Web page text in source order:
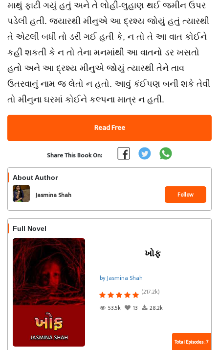
માથું ફાટી ગયું હતું અને તે લોહી-લુહાણ થઈ જમીન ઉપર
પડેલી હતી. જ્યારથી મીનુએ આ દ્રશ્ય જોયું હતું ત્યારથી
તે એટલી બધી તો ડરી ગઈ હતી કે, ન તો તે આ વાત કોઈને
કહી શકતી કે ન તો તેના મનમાંથી આ વાતનો ડર ખસતો
હતો અને આ દ્રશ્ય મીનુએ જોયું ત્યારથી તેને તાવ
ઉતરવાનું નામ જ લેતો ન હતો. આવું કંઈપણ બની શકે તેવી
તો મીનુના ઘરમાં કોઈને કલ્પના માત્ર ન હતી.
Read Free
Share This Book On:
About Author
Jasmina Shah Follow
Full Novel
ખોફ
by Jasmina Shah
(217.2k)
53.5k
13 28.2k
Total Episodes : 7